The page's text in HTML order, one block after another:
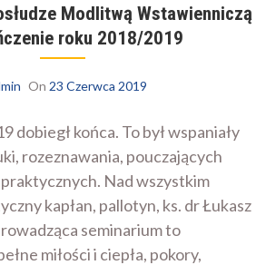
Modlitwą Wstawienniczą
roku 2018/2019
On 23 Czerwca 2019
dobiegł końca. To był wspaniały
rozeznawania, pouczających
praktycznych. Nad wszystkim
kapłan, pallotyn, ks. dr Łukasz
seminarium to
miłości i ciepła, pokory,